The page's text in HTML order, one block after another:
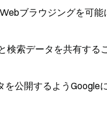
ブラウジングを可能
検索データを共有する
公開するようGoogle